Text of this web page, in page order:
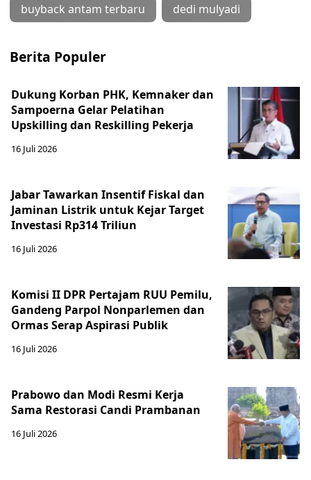
buyback antam terbaru dedi mulyadi
Berita Populer
Dukung Korban PHK, Kemnaker dan
Sampoerna Gelar Pelatihan
Upskilling dan Reskilling Pekerja
16 Juli 2026
Jabar Tawarkan Insentif Fiskal dan
Jaminan Listrik untuk Kejar Target
Investasi Rp314 Triliun
16 Juli 2026
Komisi II DPR Pertajam RUU Pemilu,
Gandeng Parpol Nonparlemen dan
Ormas Serap Aspirasi Publik
16 Juli 2026
Prabowo dan Modi Resmi Kerja
Sama Restorasi Candi Prambanan
16 Juli 2026